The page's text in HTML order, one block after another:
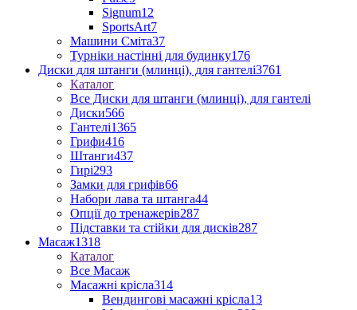
Signum12
SportsArt7
Машини Сміта37
Турніки настінні для будинку176
Диски для штанги (млинці), для гантелі3761
Каталог
Все Диски для штанги (млинці), для гантелі
Диски566
Гантелі1365
Грифи416
Штанги437
Гирі293
Замки для грифів66
Набори лава та штанга44
Опції до тренажерів287
Підставки та стійки для дисків287
Масаж1318
Каталог
Все Масаж
Масажні крісла314
Вендингові масажні крісла13